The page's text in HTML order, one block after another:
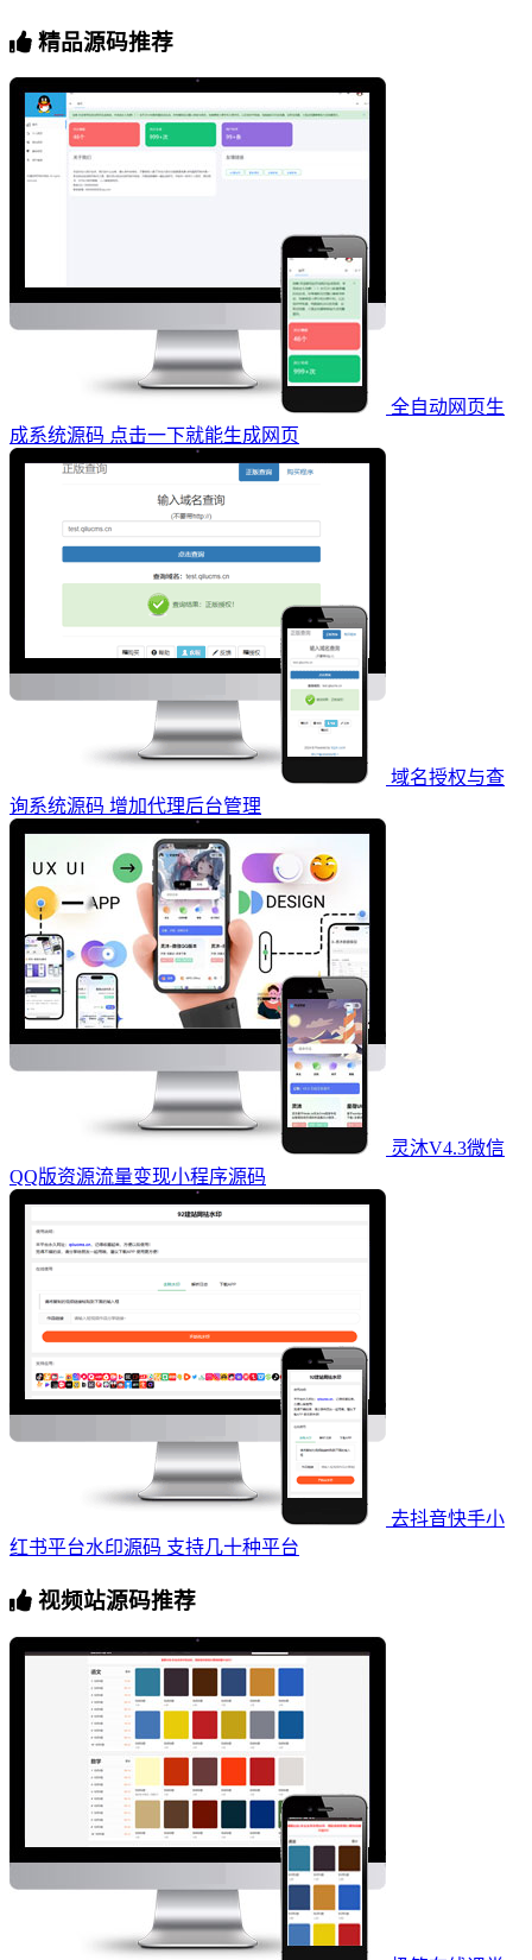
精品源码推荐
全自动网页生
成系统源码 点击一下就能生成网页
域名授权与查
询系统源码 增加代理后台管理
灵沐V4.3微信
QQ版资源流量变现小程序源码
去抖音快手小
红书平台水印源码 支持几十种平台
视频站源码推荐